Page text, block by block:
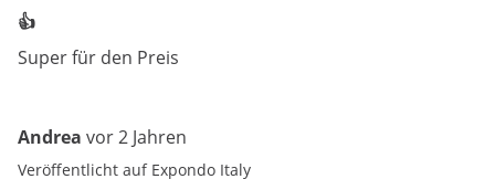
👍
Super für den Preis
Andrea vor 2 Jahren
Veröffentlicht auf Expondo Italy